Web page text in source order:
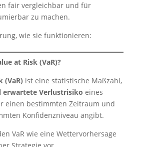
fair vergleichbar und für
zu machen.
wie sie funktionieren:
at Risk (VaR)?
(VaR) ist eine statistische Maßzahl,
erwartete Verlustrisiko eines
einen bestimmten Zeitraum und
Konfidenzniveau angibt.
VaR wie eine Wettervorhersage